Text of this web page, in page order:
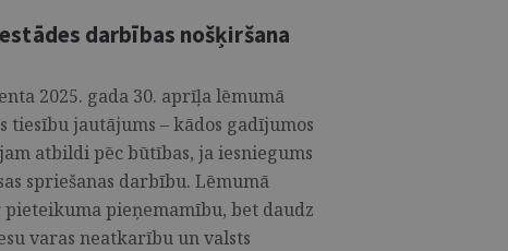
darbības nošķiršana
2025. gada 30. aprīļa lēmumā
tiesību jautājums – kādos gadījumos
atbildi pēc būtības, ja iesniegums
spriešanas darbību. Lēmumā
pieņemamību, bet daudz
varas neatkarību un valsts